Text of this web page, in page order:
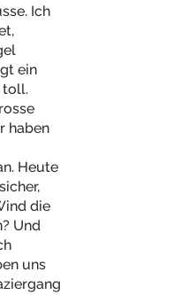
Ich
ein
toll.
haben
Heute
die
Und
uns